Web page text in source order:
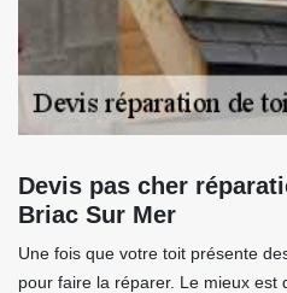
Devis pas cher
Briac Sur Mer
Une fois que votre toit présente
pour faire la réparer. Le mieux est